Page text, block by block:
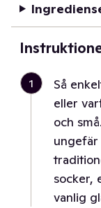
1
Så
eller
och
ungefär
socker,
vanlig